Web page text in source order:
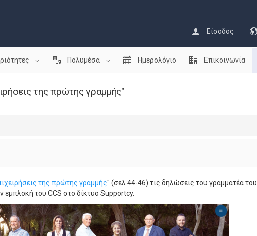
Είσοδος
Πολυμέσα Ημερολόγιο Επικοινωνία
της πρώτης γραμμής"
της πρώτης γραμμής" (σελ 44-46) τις δηλώσεις του γραμματέα του
εμπλοκή του CCS στο δίκτυο Supportcy.